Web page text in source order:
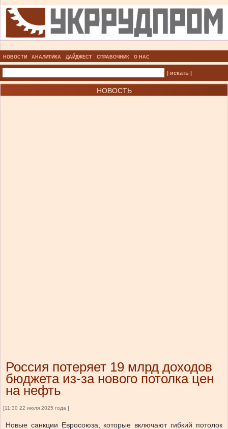
НОВОСТИ АНАЛИТИКА ДАЙДЖЕСТ СПРАВОЧНИК О НАС
| искать |
НОВОСТЬ
Россия потеряет 19 млрд доходов
бюджета из-за нового потолка цен
на нефть
[11:30 22 июля 2025 года ]
Новые санкции Евросоюза, которые включают гибкий потолок